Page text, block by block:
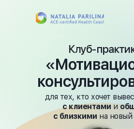
Клуб-
для тех, кто хочет
с клиентами и
с близкими на новый